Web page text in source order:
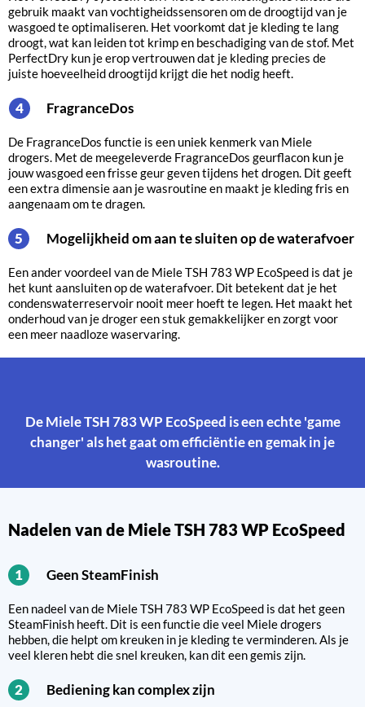
gebruik maakt van vochtigheidssensoren om de droogtijd van je
wasgoed te optimaliseren. Het voorkomt dat je kleding te lang
droogt, wat kan leiden tot krimp en beschadiging van de stof. Met
PerfectDry kun je erop vertrouwen dat je kleding precies de
juiste hoeveelheid droogtijd krijgt die het nodig heeft.
4 FragranceDos
De FragranceDos functie is een uniek kenmerk van Miele
drogers. Met de meegeleverde FragranceDos geurflacon kun je
jouw wasgoed een frisse geur geven tijdens het drogen. Dit geeft
een extra dimensie aan je wasroutine en maakt je kleding fris en
aangenaam om te dragen.
5 Mogelijkheid om aan te sluiten op de waterafvoer
Een ander voordeel van de Miele TSH 783 WP EcoSpeed is dat je
het kunt aansluiten op de waterafvoer. Dit betekent dat je het
condenswaterreservoir nooit meer hoeft te legen. Het maakt het
onderhoud van je droger een stuk gemakkelijker en zorgt voor
een meer naadloze waservaring.
De Miele TSH 783 WP EcoSpeed is een echte 'game
changer' als het gaat om efficiëntie en gemak in je
wasroutine.
Nadelen van de Miele TSH 783 WP EcoSpeed
1 Geen SteamFinish
Een nadeel van de Miele TSH 783 WP EcoSpeed is dat het geen
SteamFinish heeft. Dit is een functie die veel Miele drogers
hebben, die helpt om kreuken in je kleding te verminderen. Als je
veel kleren hebt die snel kreuken, kan dit een gemis zijn.
2 Bediening kan complex zijn